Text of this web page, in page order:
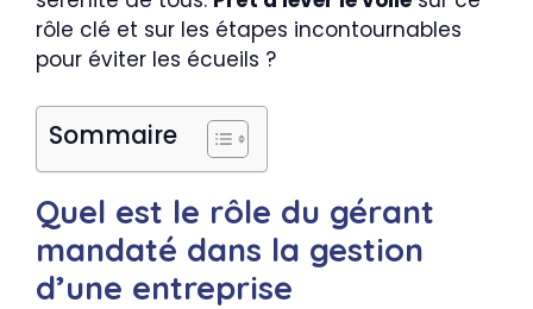
rôle clé et sur les étapes incontournables
pour éviter les écueils ?
Sommaire
Quel est le rôle du gérant
mandaté dans la gestion
d’une entreprise